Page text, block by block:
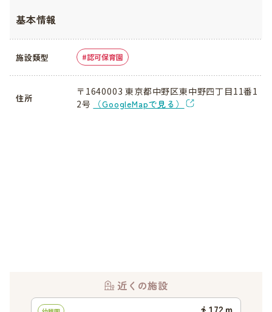
基本情報
施設類型 認可保育園
住所
〒1640003 東京都中野区東中野四丁目11番1
2号
（GoogleMapで見る）
近くの施設
172 ｍ